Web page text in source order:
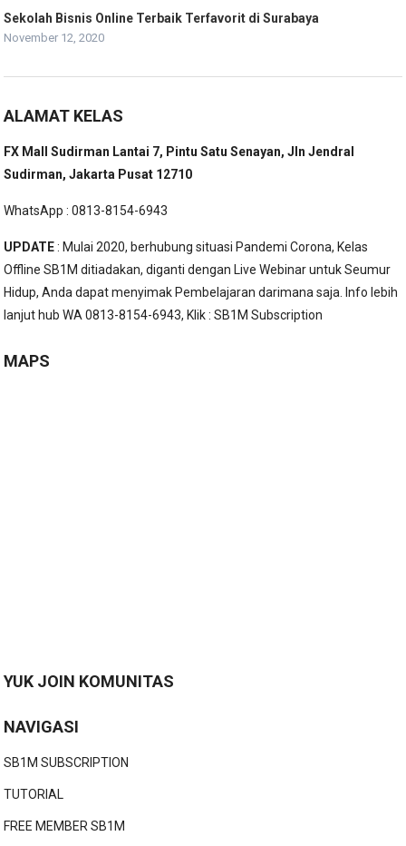
Sekolah Bisnis Online Terbaik Terfavorit di Surabaya
November 12, 2020
ALAMAT KELAS
FX Mall Sudirman Lantai 7, Pintu Satu Senayan, Jln Jendral
Sudirman, Jakarta Pusat 12710
WhatsApp : 0813-8154-6943
UPDATE: Mulai 2020, berhubung situasi Pandemi Corona, Kelas
Offline SB1M ditiadakan, diganti dengan Live Webinar untuk Seumur
Hidup, Anda dapat menyimak Pembelajaran darimana saja. Info lebih
lanjut hub WA 0813-8154-6943, Klik :SB1M Subscription
MAPS
YUK JOIN KOMUNITAS
NAVIGASI
SB1M SUBSCRIPTION
TUTORIAL
FREE MEMBER SB1M